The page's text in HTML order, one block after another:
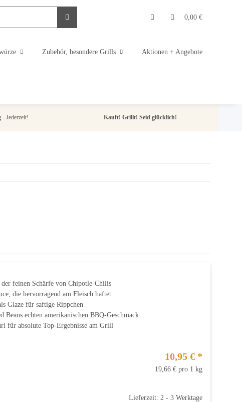
0,00 €
Zubehör, besondere Grills Aktionen + Angebote
- Jederzeit! Kauft! Grillt! Seid glücklich!
feinen Schärfe von Chipotle-Chilis
die hervorragend am Fleisch haftet
Glaze für saftige Rippchen
echten amerikanischen BBQ-Geschmack
für absolute Top-Ergebnisse am Grill
10,95 € *
19,66 € pro 1 kg
Lieferzeit: 2 - 3 Werktage